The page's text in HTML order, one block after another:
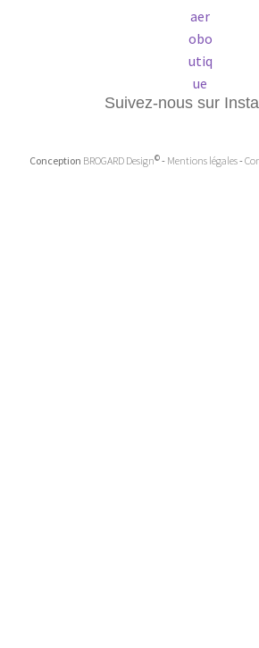
Suivez-nous sur
Conception BROGARD Design©- Mentions légales-